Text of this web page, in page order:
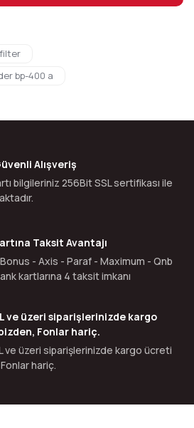
bp-400 a
Alışveriş
bilgileriniz 256Bit SSL sertifikası ile
Taksit Avantajı
- Axis - Paraf - Maximum - Qnb
kartlarına 4 taksit imkanı
ve üzeri siparişlerinizde kargo
Fonlar hariç.
ve üzeri siparişlerinizde kargo ücreti
hariç.